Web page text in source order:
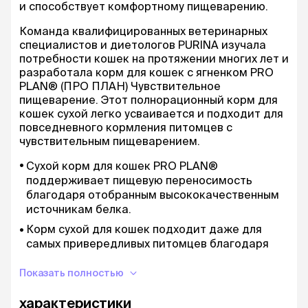
и способствует комфортному пищеварению.
Команда квалифицированных ветеринарных
специалистов и диетологов PURINA изучала
потребности кошек на протяжении многих лет и
разработала корм для кошек с ягненком PRO
PLAN® (ПРО ПЛАН) Чувствительное
пищеварение. Этот полнорационный корм для
кошек сухой легко усваивается и подходит для
повседневного кормления питомцев с
чувствительным пищеварением.
Сухой корм для кошек PRO PLAN®
поддерживает пищевую переносимость
благодаря отобранным высококачественным
источникам белка.
Корм сухой для кошек подходит даже для
самых привередливых питомцев благодаря
привлекательностью.
Показать полностью
характеристики